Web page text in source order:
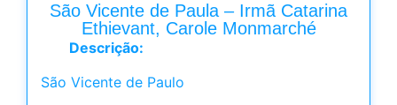
São Vicente de Paula – Irmã Catarina
Ethievant, Carole Monmarché
Descrição:
São Vicente de Paulo